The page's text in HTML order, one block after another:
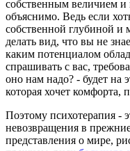
собственным величием
объяснимо. Ведь если
собственной глубиной
делать вид, что вы не
каким потенциалом
спрашивать с вас,
оно нам надо? - будет на
которая хочет комфорта,
Поэтому психотерапия -
невозвращения в
представления о мире,